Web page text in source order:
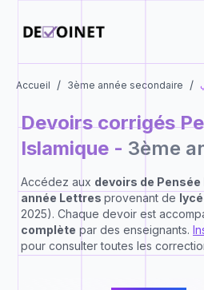
Accueil / 3ème année secondaire /
Devoirs corrigés
Islamique - 3ème
Accédez aux devoirs de Pensée
année Lettres provenant de
2025). Chaque devoir est
complète par des enseignants.
pour consulter toutes les